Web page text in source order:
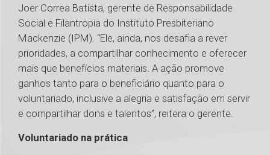
Joer Correa Batista, gerente de Responsabilidade
Social e Filantropia do Instituto Presbiteriano
Mackenzie (IPM). “Ele, ainda, nos desafia a rever
prioridades, a compartilhar conhecimento e oferecer
mais que benefícios materiais. A ação promove
ganhos tanto para o beneficiário quanto para o
voluntariado, inclusive a alegria e satisfação em servir
e compartilhar dons e talentos”, reitera o gerente.
Voluntariado na prática